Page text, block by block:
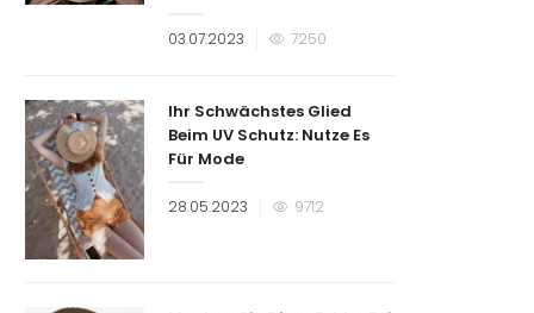
Veröffentlicht
03.07.2023 7250
Ihr Schwächstes Glied
Beim UV Schutz: Nutze Es
Für Mode
Veröffentlicht
28.05.2023 9712